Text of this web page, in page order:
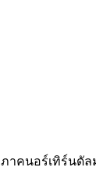
คนอร์เทิร์น